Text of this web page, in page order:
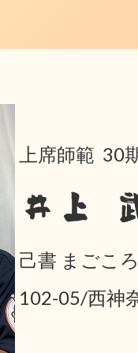
上席師範 30
井上
己書 まごこ
102-05/西神